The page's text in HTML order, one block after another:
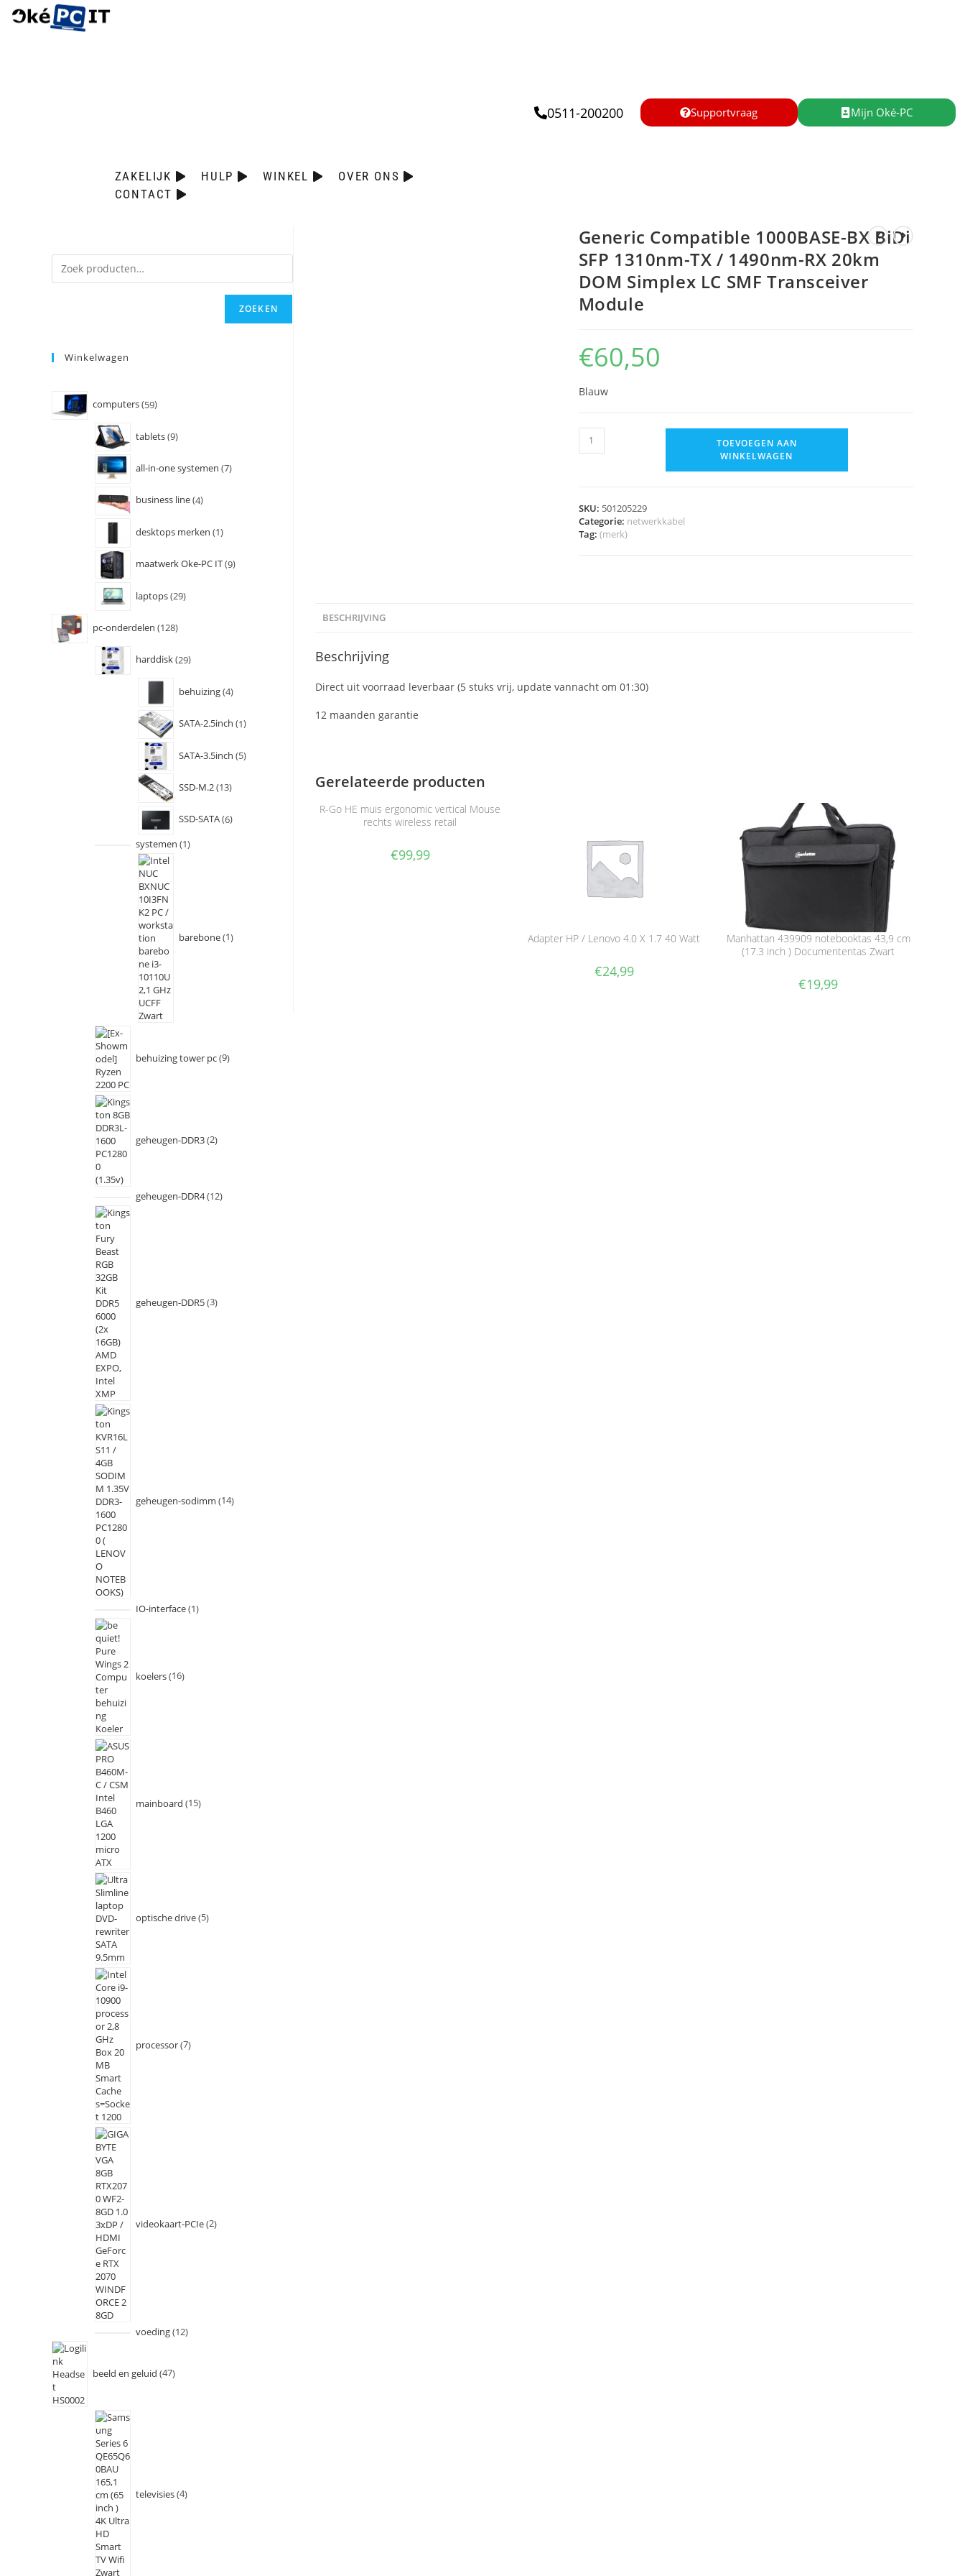
ZAKELIJK HULP WINKEL
OVER ONS
CONTACT
0511-200200 Supportvraag Mijn Oké-PC
Generic Compatible 1000BASE-BX BiDi
SFP 1310nm-TX / 1490nm-RX 20km
DOM Simplex LC SMF Transceiver
Module
€60,50
Blauw
TOEVOEGEN AAN
WINKELWAGEN
SKU: 501205229
Categorie: netwerkkabel
Tag: (merk)
BESCHRIJVING
Beschrijving
Direct uit voorraad leverbaar (5 stuks vrij, update vannacht om 01:30)
12 maanden garantie
Gerelateerde producten
R-Go HE muis ergonomic vertical Mouse
rechts wireless retail
€99,99
Adapter HP / Lenovo 4.0 X 1.7 40 Watt
€24,99
Manhattan 439909 notebooktas 43,9 cm
(17.3 inch ) Documententas Zwart
€19,99
ZOEKEN
Winkelwagen
computers 59
tablets 9
all-in-one systemen 7
business line 4
desktops merken 1
maatwerk Oke-PC IT 9
laptops 29
pc-onderdelen 128
harddisk 29
behuizing 4
SATA-2.5inch 1
SATA-3.5inch 5
SSD-M.2 13
SSD-SATA 6
systemen 1
barebone 1
behuizing tower pc 9
geheugen-DDR3 2
geheugen-DDR4 12
geheugen-DDR5 3
geheugen-sodimm 14
IO-interface 1
koelers 16
mainboard 15
optische drive 5
processor 7
videokaart-PCIe 2
voeding 12
beeld en geluid 47
televisies 4